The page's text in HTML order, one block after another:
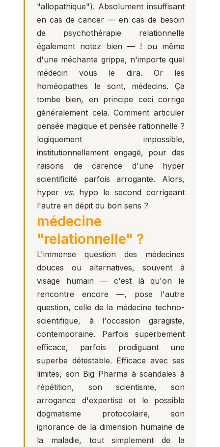
"allopathique"). Absolument insuffisant
en cas de cancer — en cas de besoin
de psychothérapie relationnelle
également notez bien — ! ou même
d'une méchante grippe, n'importe quel
médecin vous le dira. Or les
homéopathes le sont, médecins. Ça
tombe bien, en principe ceci corrige
généralement cela. Comment articuler
pensée magique et pensée rationnelle ?
logiquement impossible,
institutionnellement engagé, pour des
raisons de carence d'une hyper
scientificité parfois arrogante. Alors,
hyper vs. hypo le second corrigeant
l'autre en dépit du bon sens ?
médecine
"relationnelle" ?
L'immense question des médecines
douces ou alternatives, souvent à
visage humain — c'est là qu'on le
rencontre encore —, pose l'autre
question, celle de la médecine techno-
scientifique, à l'occasion garagiste,
contemporaine. Parfois superbement
efficace, parfois prodiguant une
superbe détestable. Efficace avec ses
limites, son Big Pharma à scandales à
répétition, son scientisme, son
arrogance d'expertise et le possible
dogmatisme protocolaire, son
ignorance de la dimension humaine de
la maladie, tout simplement de la